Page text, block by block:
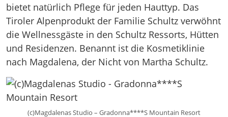
bietet natürlich Pflege für jeden Hauttyp. Das
Tiroler Alpenprodukt der Familie Schultz verwöhnt
die Wellnessgäste in den Schultz Ressorts, Hütten
und Residenzen. Benannt ist die Kosmetiklinie
nach Magdalena, der Nicht von Martha Schultz.
(c)Magdalenas Studio – Gradonna****S Mountain Resort